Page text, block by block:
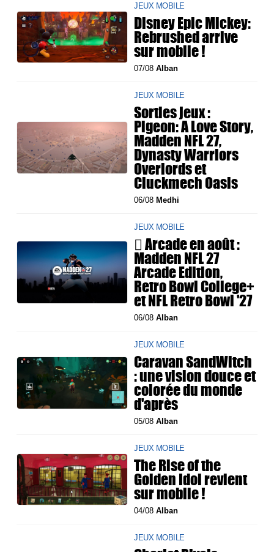
JEUX MOBILE
Disney Epic Mickey:
Rebrushed arrive
sur mobile !
07/08Alban
JEUX MOBILE
Sorties jeux :
Pigeon: A Love Story,
Madden NFL 27,
Dynasty Warriors
Overlords et
Cluckmech Oasis
06/08 Medhi
JEUX MOBILE
 Arcade en août :
Madden NFL 27
Arcade Edition,
Retro Bowl College+
et NFL Retro Bowl '27
06/08Alban
JEUX MOBILE
Caravan SandWitch
: une vision douce et
colorée du monde
d'après
05/08Alban
JEUX MOBILE
The Rise of the
Golden Idol revient
sur mobile !
04/08Alban
JEUX MOBILE